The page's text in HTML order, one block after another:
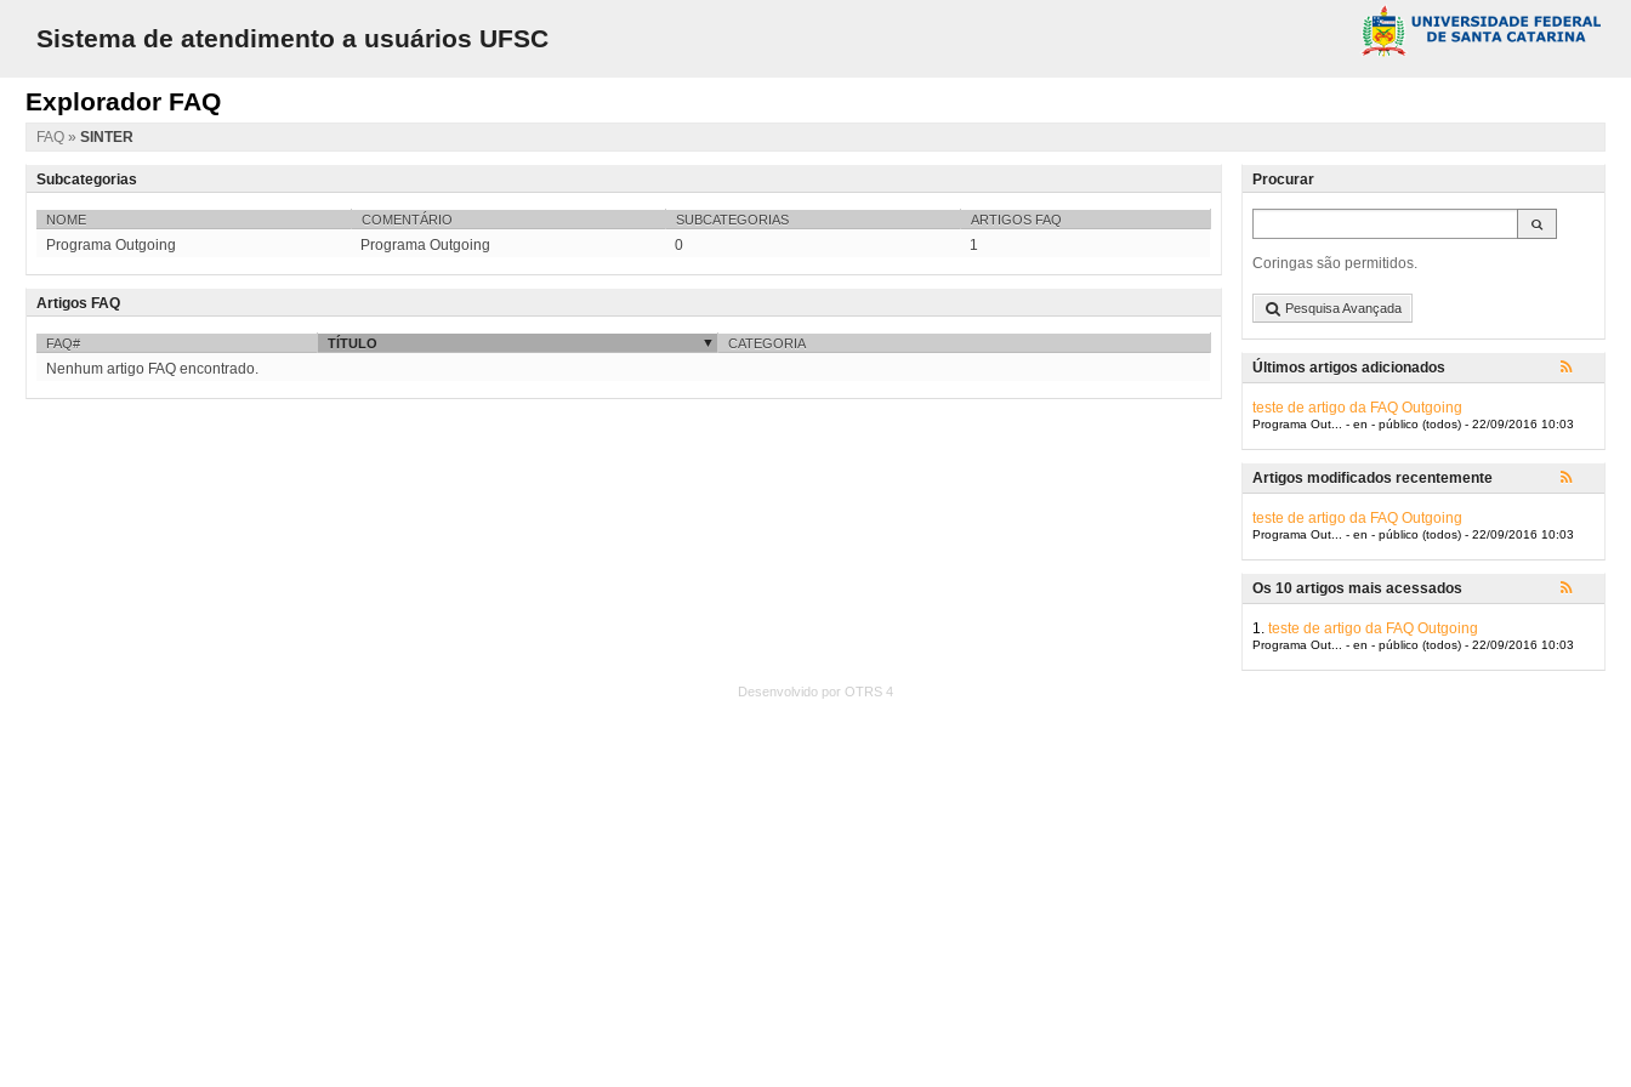
Sistema de atendimento a usuários UFSC
Explorador FAQ
FAQ » SINTER
Procurar
Coringas são permitidos.
Pesquisa Avançada
Últimos artigos adicionados
teste de artigo da FAQ Outgoing
Programa Out... - en - público (todos) - 22/09/2016 10:03
Artigos modificados recentemente
teste de artigo da FAQ Outgoing
Programa Out... - en - público (todos) - 22/09/2016 10:03
Os 10 artigos mais acessados
1. teste de artigo da FAQ Outgoing
Programa Out... - en - público (todos) - 22/09/2016 10:03
Subcategorias
NOME COMENTÁRIO SUBCATEGORIAS ARTIGOS FAQ
Programa Outgoing Programa Outgoing 0 1
Artigos FAQ
FAQ# TÍTULO CATEGORIA
Nenhum artigo FAQ encontrado.
Desenvolvido por OTRS 4